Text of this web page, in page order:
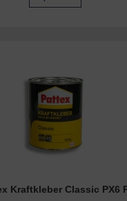
Kraftkleber Classic PX6